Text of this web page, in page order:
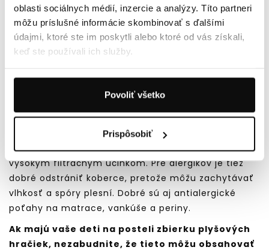
oblasti sociálnych médií, inzercie a analýzy. Títo partneri
môžu príslušné informácie skombinovať s ďalšími
údajmi, ktoré ste im poskytli alebo ktoré od vás získali,
keď ste používali ich služby.
Povoliť všetko
Prispôsobiť
kobercoch a mäkkých častiach nábytku, ako sú
kreslá, sedačky a pod. Expozícia môže spôsobiť
sipot, kašeľ, kýchanie, svrbenie očí a ďalšie
alergické príznaky.
bielizeň každý týždeň a prať na 60 stupňoch -
Miestnosti musia byť dobre vetrané a všetky
povrchy by mali byť viac krát za týždeň utierané
vlhkou utierkou. Pomôcť môžu aj vysávače s
vysokým filtračným účinkom. Pre alergikov je tiež
dobré odstrániť koberce, pretože môžu zachytávať
vlhkosť a spóry plesní. Dobré sú aj antialergické
poťahy na matrace, vankúše a periny.
Ak majú vaše deti na posteli zbierku plyšových
hračiek, nezabudnite, že tieto môžu obsahovať